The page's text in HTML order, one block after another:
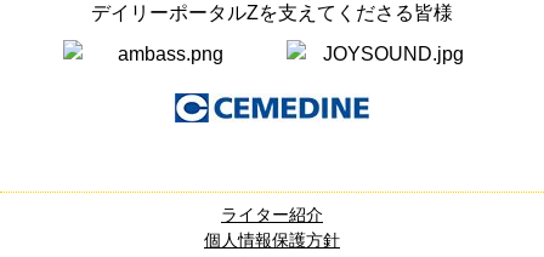
デイリーポータルZを支えてくださる皆様
ライター紹介
個人情報保護方針